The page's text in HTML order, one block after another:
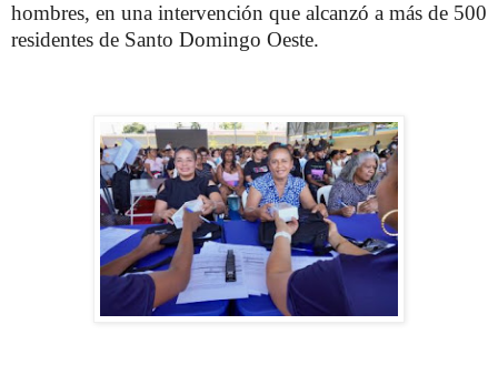
hombres, en una intervención que alcanzó a más de 500
residentes de Santo Domingo Oeste.